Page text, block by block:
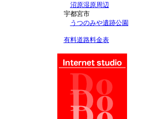
沼原湿原周辺
宇都宮市
うつのみや遺跡公園
有料道路料金表